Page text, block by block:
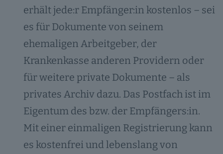
erhält jede:r Empfänger:in kostenlos – sei
es für Dokumente von seinem
ehemaligen Arbeitgeber, der
Krankenkasse anderen Providern oder
für weitere private Dokumente – als
privates Archiv dazu. Das Postfach ist im
Eigentum des bzw. der Empfängers:in.
Mit einer einmaligen Registrierung kann
es kostenfrei und lebenslang von